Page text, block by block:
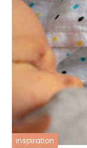
inspiration